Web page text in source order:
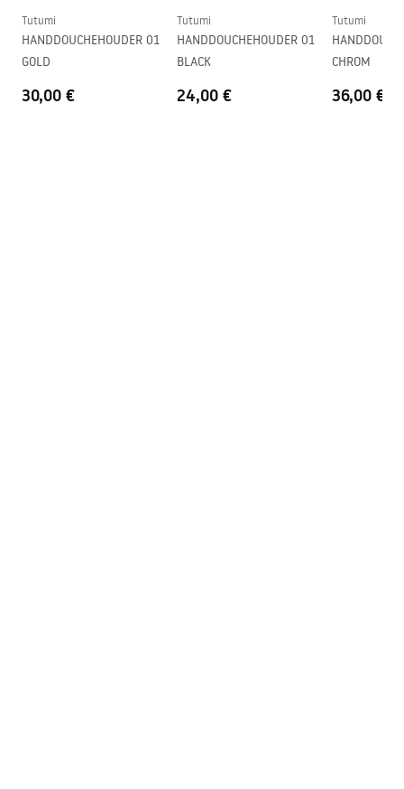
Coatingtechnologie
PVD
Garantie
24 maanden
Tutumi
HANDDOUCHEHOUDER 01
GOLD
30,00 €
Tutumi
HANDDOUCHEHOUDER 01
BLACK
24,00 €
Tutumi
CHROM
36,00 €